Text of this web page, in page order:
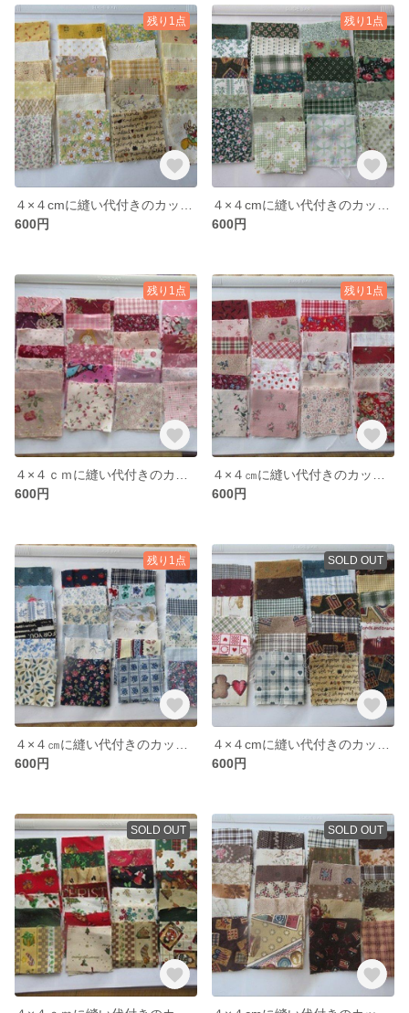
残り1点
600円
残り1点
600円
残り1点
600円
残り1点
600円
残り1点
600円
SOLD OUT
600円
SOLD OUT SOLD OUT